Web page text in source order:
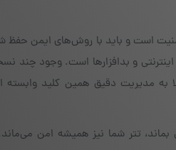
است و باید با روش‌های ایمن حفظ
و بدافزارها است. وجود چند
به مدیریت دقیق همین کلید
تتر شما نیز همیشه امن